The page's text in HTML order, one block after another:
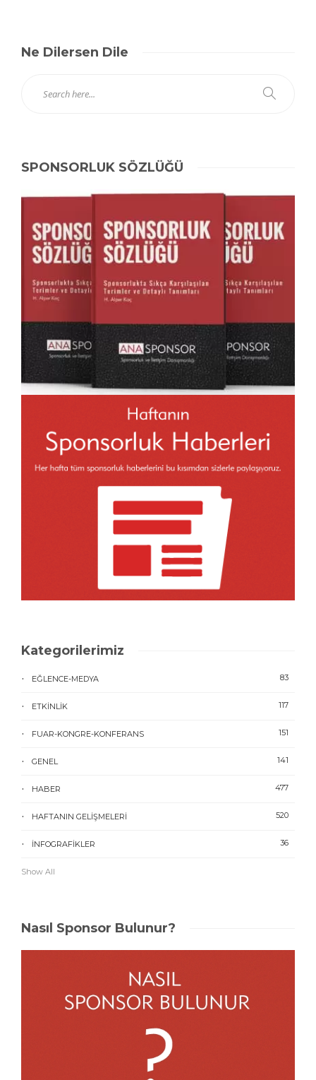
Ne Dilersen Dile
SPONSORLUK SÖZLÜĞÜ
Kategorilerimiz
EĞLENCE-MEDYA 83
ETKINLIK 117
FUAR-KONGRE-KONFERANS 151
GENEL 141
HABER 477
HAFTANIN GELIŞMELERI 520
İNFOGRAFIKLER 36
Show All
Nasıl Sponsor Bulunur?